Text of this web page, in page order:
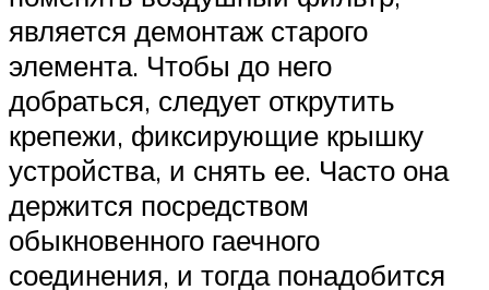
является демонтаж старого
элемента. Чтобы до него
добраться, следует открутить
крепежи, фиксирующие крышку
устройства, и снять ее. Часто она
держится посредством
обыкновенного гаечного
соединения, и тогда понадобится